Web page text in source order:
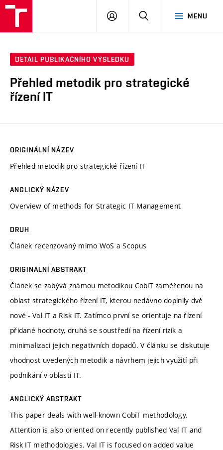
MENU
PŘIHLÁSIT
DETAIL PUBLIKAČNÍHO VÝSLEDKU
Přehled metodik pro strategické
řízení IT
ORIGINÁLNÍ NÁZEV
Přehled metodik pro strategické řízení IT
ANGLICKÝ NÁZEV
Overview of methods for Strategic IT Management
DRUH
Článek recenzovaný mimo WoS a Scopus
ORIGINÁLNÍ ABSTRAKT
Článek se zabývá známou metodikou CobiT zaměřenou na
oblast strategického řízení IT, kterou nedávno doplnily dvě
nové - Val IT a Risk IT. Zatímco první se orientuje na řízení
přidané hodnoty, druhá se soustředí na řízení rizik a
minimalizaci jejich negativních dopadů. V článku se diskutuje
vhodnost uvedených metodik a návrhem jejich využití při
podnikání v oblasti IT.
ANGLICKÝ ABSTRAKT
This paper deals with well-known CobiT methodology.
Attention is also oriented on recently published Val IT and
Risk IT methodologies. Val IT is focused on added value